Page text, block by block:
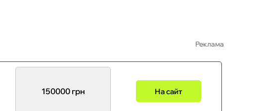
Реклама
150000 грн На сайт